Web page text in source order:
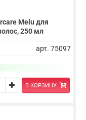
Melu для
250 мл
арт. 75097
В КОРЗИНУ